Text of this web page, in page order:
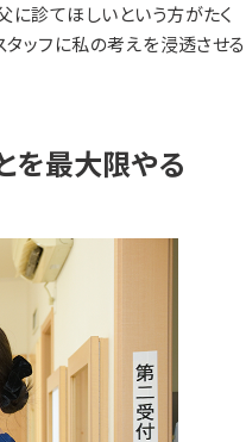
診てほしいという方がたく
ッフに私の考えを浸透させる
を最大限やる